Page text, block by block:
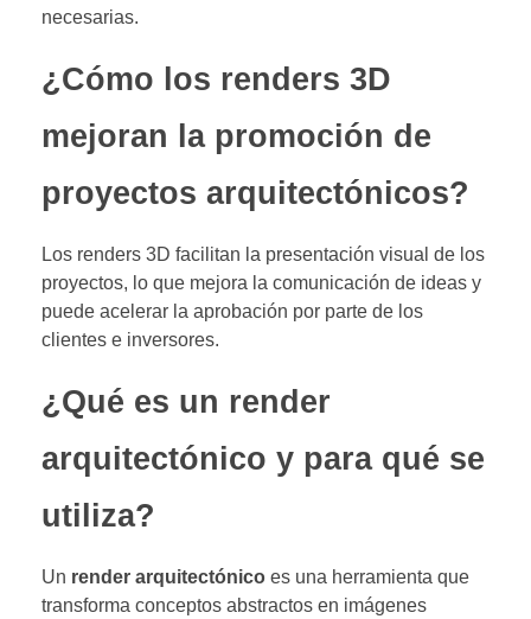
necesarias.
¿Cómo los renders 3D
mejoran la promoción de
proyectos arquitectónicos?
Los renders 3D facilitan la presentación visual de los
proyectos, lo que mejora la comunicación de ideas y
puede acelerar la aprobación por parte de los
clientes e inversores.
¿Qué es un render
arquitectónico y para qué se
utiliza?
Un render arquitectónico es una herramienta que
transforma conceptos abstractos en imágenes